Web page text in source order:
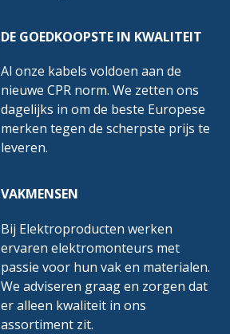
DE GOEDKOOPSTE IN KWALITEIT
Al onze kabels voldoen aan de
nieuwe CPR norm. We zetten ons
dagelijks in om de beste Europese
merken tegen de scherpste prijs te
leveren.
VAKMENSEN
Bij Elektroproducten werken
ervaren elektromonteurs met
passie voor hun vak en materialen.
We adviseren graag en zorgen dat
er alleen kwaliteit in ons
assortiment zit.